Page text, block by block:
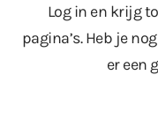
Log in en krijg
pagina’s. Heb je
er een